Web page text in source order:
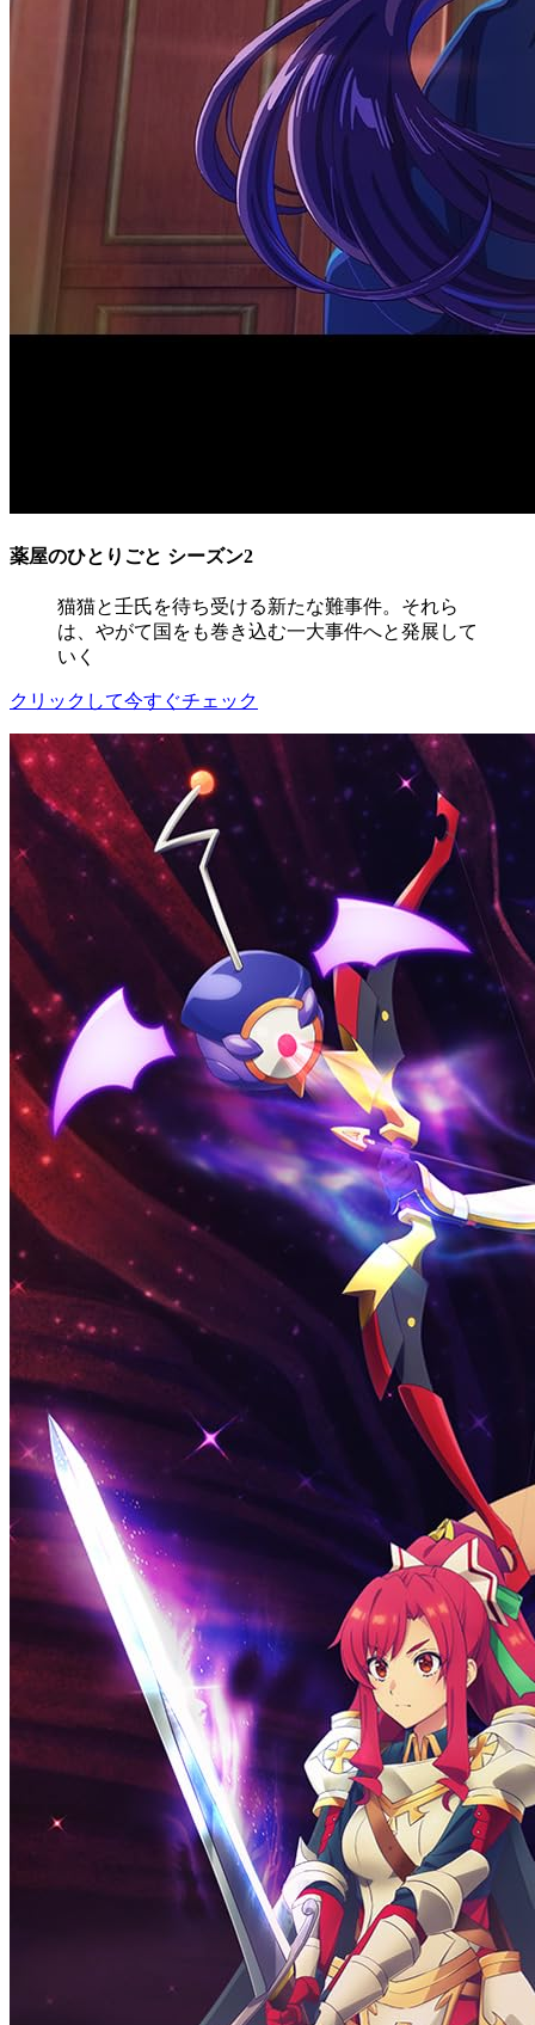
薬屋のひとりごと シーズン2
猫猫と壬氏を待ち受ける新たな難事件。それら
は、やがて国をも巻き込む一大事件へと発展して
いく
クリックして今すぐチェック